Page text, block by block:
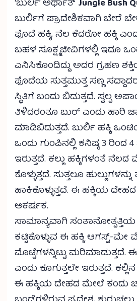
‘ಬುರ್ಲಿ’ ಅರ್ಥಾತ್ Jungle Bush
ಬುರ್ಲಿಗೆ ಪ್ರಾದೇಶಿಕವಾಗಿ ಬೇರೆ
ಪೊದೆ ಹಕ್ಕಿ, ನೆಲ ಕೆದರೋ ಹಕ್ಕಿ
ಬಹಳ ಸೂಕ್ಷ್ಮಜೀವಿಗಳಲ್ಲಿ ಇದೂ
ಎನಿಸಿಕೊಂಡಿದ್ದು ಅದರ ಗ್ರಹಣ
ಪೊದೆಯ ಸುತ್ತಮುತ್ತ ಸಣ್ಣ
ಸ್ಥಿತಿಗೆ ಬಂದು ಬಿಡುತ್ತದೆ. ಸ್ವಲ್ಪ
ತಿಳಿದರಂತೂ ಬುರ್ ಎಂದು ಹಾರಿ
ಮಾಡಿಬಿಡುತ್ತದೆ. ಬುರ್ಲಿ ಹಕ್ಕಿ
ಒಂದು ಗುಂಪಿನಲ್ಲಿ ಕನಿಷ್ಠ 3 ರಿಂದ
ಇರುತ್ತದೆ. ಕಲ್ಲು ಹಕ್ಕಿಗಳಂತೆ
ಕೊಳ್ಳುತ್ತದೆ. ಸುತ್ತಲೂ
ಹಾಕಿಕೊಳ್ಳುತ್ತದೆ. ಈ ಹಕ್ಕಿಯ
ಆಕರ್ಷಕ.
ಸಾಮಾನ್ಯವಾಗಿ
ಕಟ್ಟಿಕೊಳ್ಳುವ ಈ ಹಕ್ಕಿ ಆಗಸ್ಟ್-ಮೇ
ಮೊಟ್ಟೆಗಳನ್ನಿಟ್ಟು ಮರಿಮಾಡುತ್ತದೆ. ಈ
ಎಂದು ಕೂಗುತ್ತಲೇ ಇರುತ್ತದೆ.
ಈ ಹಕ್ಕಿಯ ದೇಹದ ಮೇಲೆ ಕಂದು